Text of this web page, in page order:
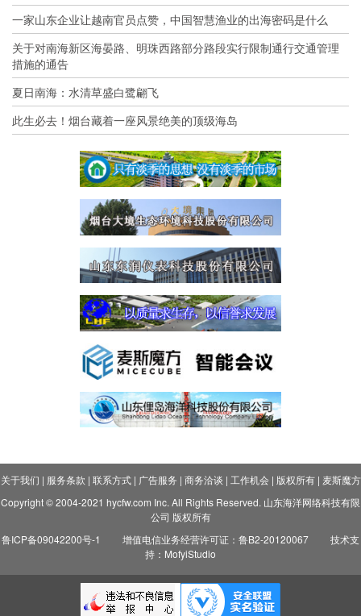
一家山东企业让越南官员点赞，中国智慧渔业的出海密码是什么
关于对南海新区海晏路、明珠西路部分路段实行限制通行交通管理
措施的通告
夏日南海：水清草盛白鹭翩飞
此生必去！烟台藏着一座风景绝美的顶级海岛
关于我们 | 服务条款 | 联系方式| 广告服务 | 商务洽谈 | 工作机会| 版权所有| 麦斯魔方
Copyright © 2004-2021 hycfw.com Inc. All Rights Reserved. 山东海洋网络科技有限
公司 版权所有
鲁ICP备09042200号-1
增值电信业务经营许可证：鲁B2-20120067
技术支
持：MofyiStudio